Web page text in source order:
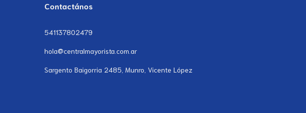
Contactános
541137802479
hola@centralmayorista.com.ar
Sargento Baigorria 2485, Munro, Vicente López